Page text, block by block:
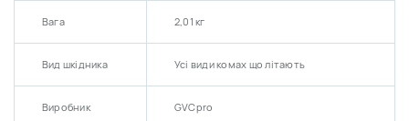
Вага 2,01 кг
Вид шкідника Усі види комах що літають
Виробник GVCpro